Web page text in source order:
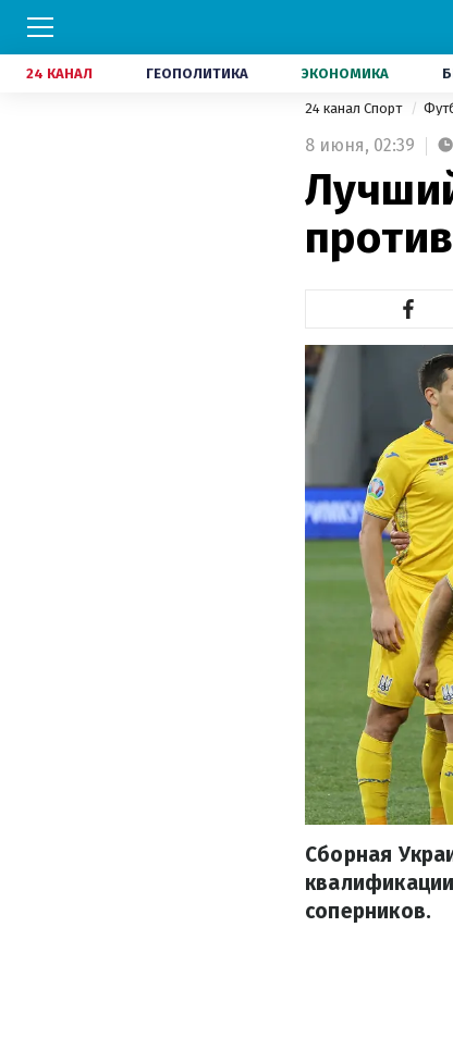
24 КАНАЛ ГЕОПОЛИТИКА ЭКОНОМИКА
24 канал Спорт
8 июня, 02:39
Сборная
соперников.